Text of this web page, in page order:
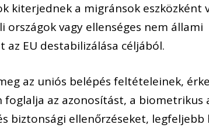
kiterjednek a migránsok eszközként
vagy ellenséges nem állami
EU destabilizálása céljából.
az uniós belépés feltételeinek,
foglalja az azonosítást, a biometrikus
biztonsági ellenőrzéseket, legfeljebb